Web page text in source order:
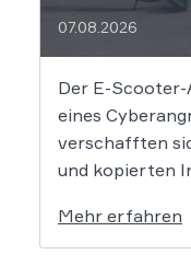
07.08.2026
Der E-
eines
verschafften
und kopierten
Folgen das
derzeit noch
Mehr erfahren